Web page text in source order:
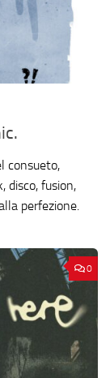
consueto,
disco, fusion,
perfezione.
0